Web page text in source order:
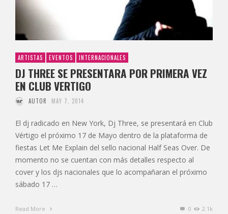
ARTISTAS EVENTOS INTERNACIONALES
DJ THREE SE PRESENTARA POR PRIMERA VEZ
EN CLUB VERTIGO
AUTOR MAY 7, 2014
El dj radicado en New York, Dj Three, se presentará en Club
Vértigo el próximo 17 de Mayo dentro de la plataforma de
fiestas Let Me Explain del sello nacional Half Seas Over. De
momento no se cuentan con más detalles respecto al
cover y los djs nacionales que lo acompañaran el próximo
sábado 17 …
Read More 0 2.1k